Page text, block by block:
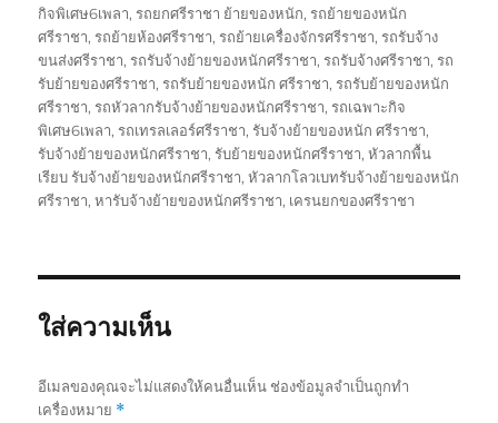
กิจพิเศษ6เพลา,รถยกศรีราชา ย้ายของหนัก,รถย้ายของหนัก
ศรีราชา,รถย้ายห้องศรีราชา,รถย้ายเครื่องจักรศรีราชา,รถรับจ้าง
ขนส่งศรีราชา,รถรับจ้างย้ายของหนักศรีราชา,รถรับจ้างศรีราชา,รถ
รับย้ายของศรีราชา,รถรับย้ายของหนัก ศรีราชา,รถรับย้ายของหนัก
ศรีราชา,รถหัวลากรับจ้างย้ายของหนักศรีราชา,รถเฉพาะกิจ
พิเศษ6เพลา,รถเทรลเลอร์ศรีราชา,รับจ้างย้ายของหนัก ศรีราชา,
รับจ้างย้ายของหนักศรีราชา,รับย้ายของหนักศรีราชา,หัวลากพื้น
เรียบ รับจ้างย้ายของหนักศรีราชา,หัวลากโลวเบทรับจ้างย้ายของหนัก
ศรีราชา,หารับจ้างย้ายของหนักศรีราชา, เครนยกของศรีราชา
ใส่ความเห็น
อีเมลของคุณจะไม่แสดงให้คนอื่นเห็น ช่องข้อมูลจำเป็นถูกทำ
เครื่องหมาย *